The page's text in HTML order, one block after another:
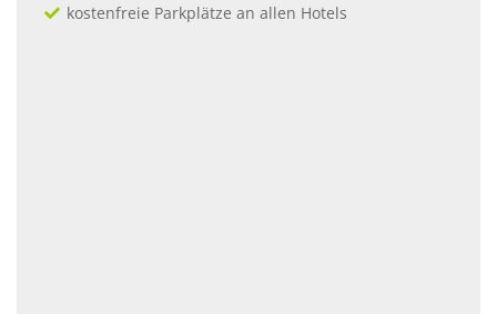
kostenfreie Parkplätze an allen Hotels